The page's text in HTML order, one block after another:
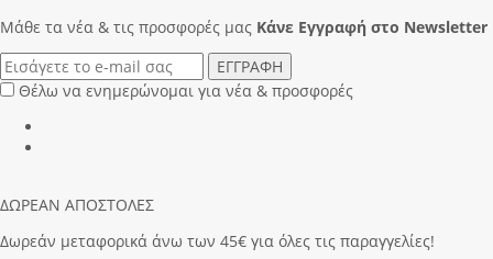
Μάθε τα νέα & τις προσφορές μας Κάνε Eγγραφή στο Newsletter
ΕΓΓΡΑΦΗ
Θέλω να ενημερώνομαι για νέα & προσφορές
ΔΩΡΕΑΝ ΑΠΟΣΤΟΛΕΣ
Δωρεάν μεταφορικά άνω των 45€ για όλες τις παραγγελίες!